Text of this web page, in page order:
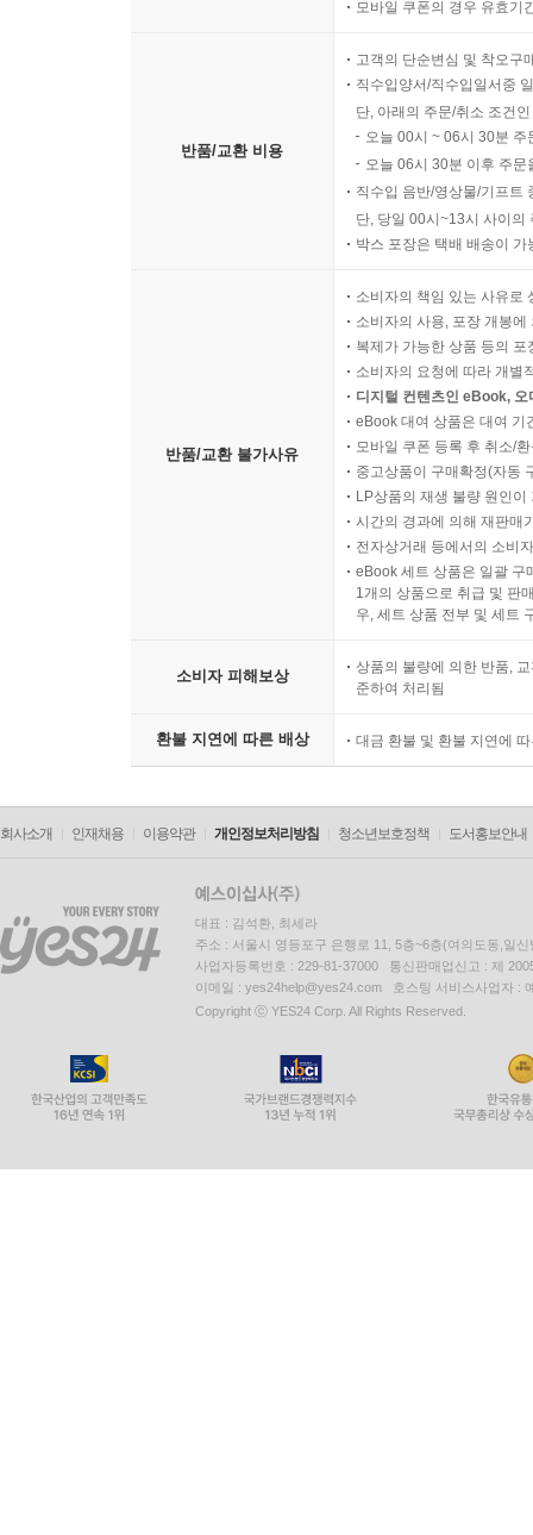
모바일 쿠폰의 경우 유효기
반품/교환 비용
고객의 단순변심 및 착오구
직수입양서/직수입일서중
단, 아래의 주문/취소 조건
오늘 00시 ~ 06시 30분
오늘 06시 30분 이후 주
직수입 음반/영상물/기프트
단, 당일 00시~13시 사이의
박스 포장은 택배 배송이
반품/교환 불가사유
소비자의 책임 있는 사유로
소비자의 사용, 포장 개봉
복제가 가능한 상품 등의
소비자의 요청에 따라 개별
디지털 컨텐츠인 eBook,
eBook 대여 상품은 대여 기
모바일 쿠폰 등록 후 취소/
중고상품이 구매확정(자동
LP상품의 재생 불량 원인
시간의 경과에 의해 재판매
전자상거래 등에서의 소비
eBook 세트 상품은 일괄 구
1개의 상품으로 취급 및 판
우, 세트 상품 전부 및 세트
소비자 피해보상
상품의 불량에 의한 반품,
준하여 처리됨
환불 지연에 따른 배상 대금 환불 및 환불 지연에
회사소개 인재채용 이용약관 개인정보처리방침 청소년보호정책 도서홍보안내
대표 : 김석환, 최세라
주소 : 서울시 영등포구 은행로 11, 5층~6층(여의도동,일신
사업자등록번호 : 229-81-37000 통신판매업신고 : 제
이메일 : yes24help@yes24.com 호스팅 서비스사업자 :
Copyright ⓒ YES24 Corp. All Rights Reserved.